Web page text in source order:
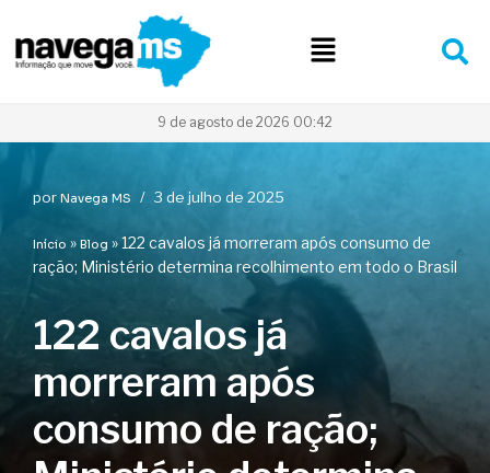
Pular
para
9 de agosto de 2026 00:42
por Navega MS 3 de julho de 2025
Início » Blog »122 cavalos já morreram após consumo de
ração; Ministério determina recolhimento em todo o Brasil
122 cavalos já
morreram após
consumo de ração;